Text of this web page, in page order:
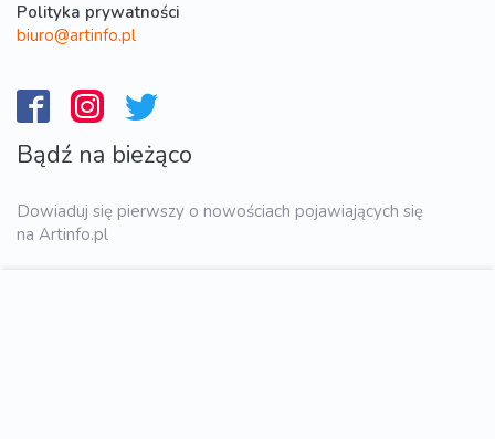
Polityka prywatności
biuro@artinfo.pl
Bądź na bieżąco
Dowiaduj się pierwszy o nowościach pojawiających się
na Artinfo.pl